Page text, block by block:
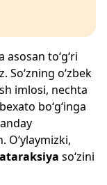
to‘g‘ri
o‘zbek
imlosi, nechta
bo‘g‘inga
O‘ylaymizki,
ataraksiya so‘zini